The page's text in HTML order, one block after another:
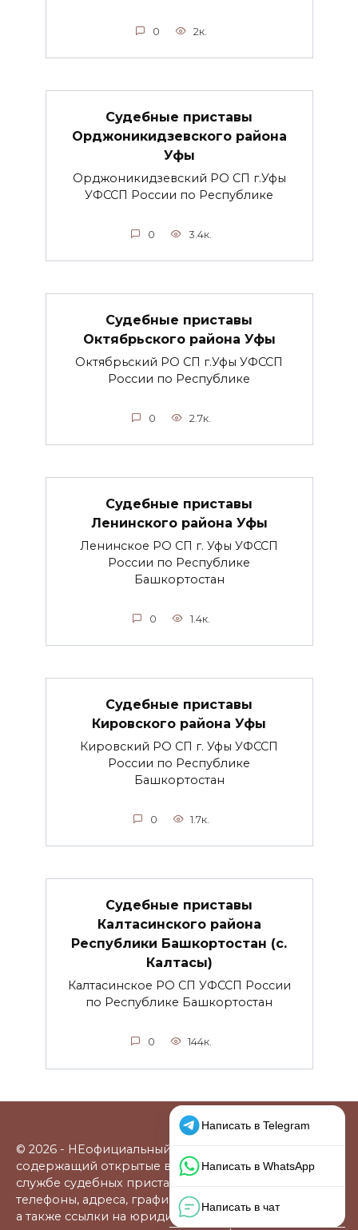
0 2к.
Судебные приставы
Орджоникидзевского района
Уфы
Орджоникидзевский РО СП г.Уфы
УФССП России по Республике
0 3.4к.
Судебные приставы
Октябрьского района Уфы
Октябрьский РО СП г.Уфы УФССП
России по Республике
0 2.7к.
Судебные приставы
Ленинского района Уфы
Ленинское РО СП г. Уфы УФССП
России по Республике
Башкортостан
0 1.4к.
Судебные приставы
Кировского района Уфы
Кировский РО СП г. Уфы УФССП
России по Республике
Башкортостан
0 1.7к.
Судебные приставы
Калтасинского района
Республики Башкортостан (с.
Калтасы)
Калтасинское РО СП УФССП России
по Республике Башкортостан
0 144к.
© 2026 - НЕофициальный информационный сайт,
содержащий открытые выверенные данные о
службе судебных приставов: официальные сайты,
телефоны, адреса, графики работы, схемы проезда,
а также ссылки на юридические фирмы. В